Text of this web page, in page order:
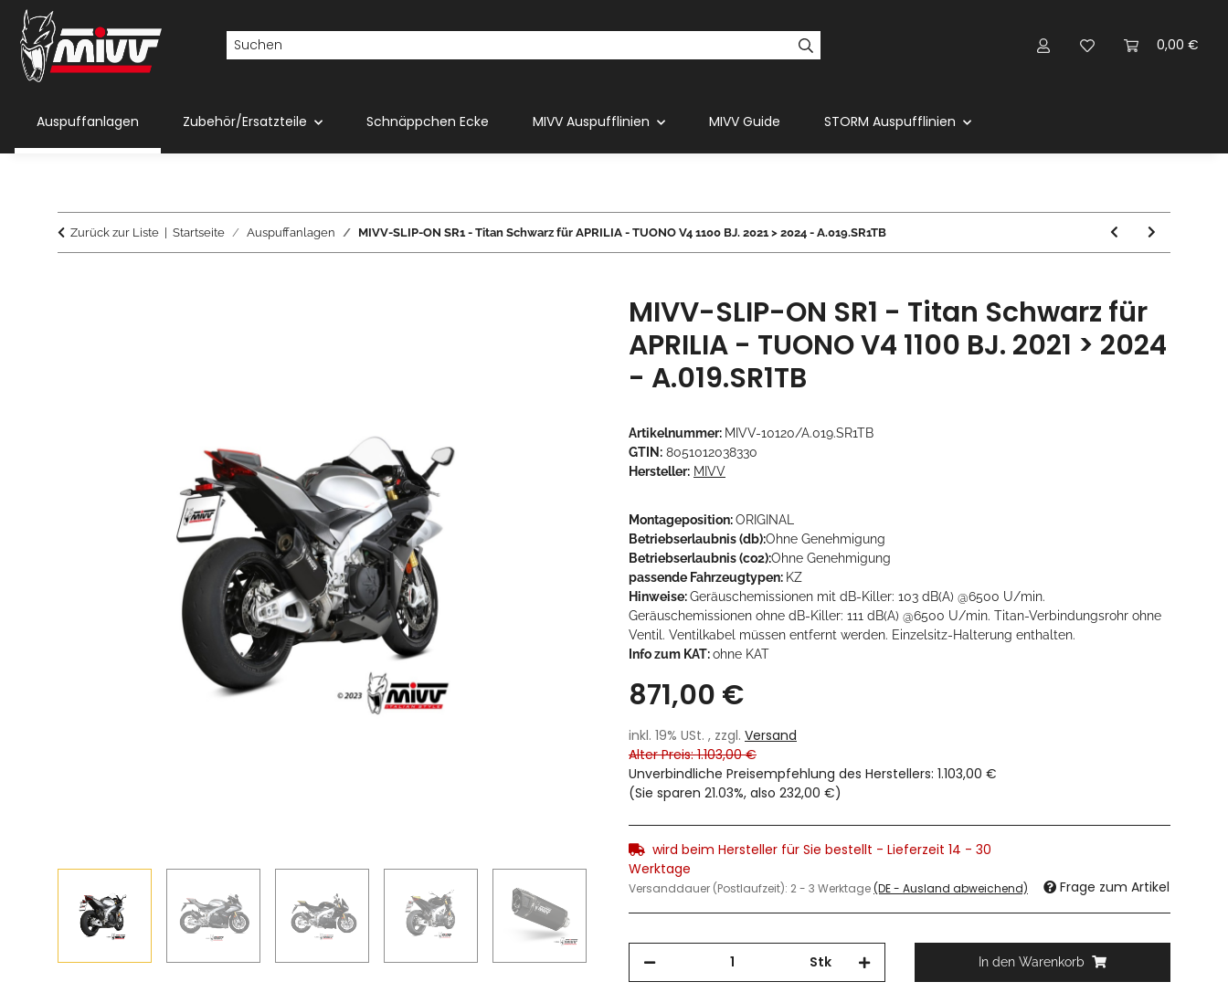
0,00 €
Auspuffanlagen Zubehör/Ersatzteile Schnäppchen Ecke MIVV Auspufflinien MIVV Guide STORM Auspufflinien
Zurück zur Liste Startseite Auspuffanlagen MIVV-SLIP-ON SR1 - Titan Schwarz für APRILIA - TUONO V4 1100 BJ. 2021 > 2024 - A.019.SR1TB
MIVV-SLIP-ON SR1 - Titan Schwarz für
APRILIA - TUONO V4 1100 BJ. 2021 > 2024
- A.019.SR1TB
Artikelnummer: MIVV-10120/A.019.SR1TB
GTIN: 8051012038330
Hersteller: MIVV
Montageposition:ORIGINAL
Betriebserlaubnis (db):Ohne Genehmigung
Betriebserlaubnis (co2):Ohne Genehmigung
passende Fahrzeugtypen: KZ
Hinweise:Geräuschemissionen mit dB-Killer: 103 dB(A) @6500 U/min.
Geräuschemissionen ohne dB-Killer: 111 dB(A) @6500 U/min. Titan-Verbindungsrohr ohne
Ventil. Ventilkabel müssen entfernt werden. Einzelsitz-Halterung enthalten.
Info zum KAT:ohne KAT
871,00 €
inkl. 19% USt. , zzgl. Versand
Alter Preis: 1.103,00 €
Unverbindliche Preisempfehlung des Herstellers: 1.103,00 €
(Sie sparen 21.03%, also 232,00 €)
wird beim Hersteller für Sie bestellt - Lieferzeit 14 - 30
Werktage
Versanddauer (Postlaufzeit): 2 - 3 Werktage(DE - Ausland abweichend) Frage zum Artikel
Stk In den Warenkorb